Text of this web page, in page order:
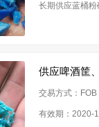
长期供应蓝桶
供应啤酒筐
交易方式：FOB
有效期：2020-